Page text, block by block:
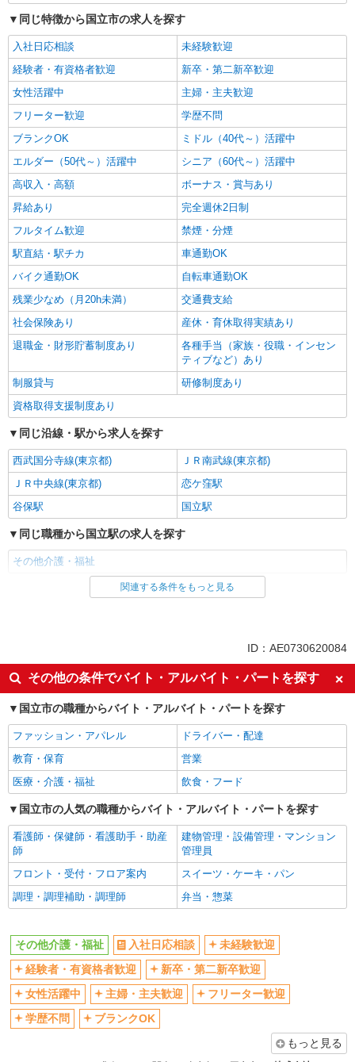
同じ特徴から国立市の求人を探す
入社日応相談
未経験歓迎
経験者・有資格者歓迎
新卒・第二新卒歓迎
女性活躍中
主婦・主夫歓迎
フリーター歓迎
学歴不問
ブランクOK
ミドル（40代～）活躍中
エルダー（50代～）活躍中
シニア（60代～）活躍中
高収入・高額
ボーナス・賞与あり
昇給あり
完全週休2日制
フルタイム歓迎
禁煙・分煙
駅直結・駅チカ
車通勤OK
バイク通勤OK
自転車通勤OK
残業少なめ（月20h未満）
交通費支給
社会保険あり
産休・育休取得実績あり
退職金・財形貯蓄制度あり
各種手当（家族・役職・インセン
ティブなど）あり
制服貸与
研修制度あり
資格取得支援制度あり
同じ沿線・駅から求人を探す
西武国分寺線(東京都)
ＪＲ南武線(東京都)
ＪＲ中央線(東京都)
恋ケ窪駅
谷保駅
国立駅
同じ職種から国立駅の求人を探す
その他介護・福祉
同じ雇用形態から国立駅の求人を探す
入社日応相談
未経験歓迎
経験者・有資格者歓迎
新卒・第二新卒歓迎
女性活躍中
主婦・主夫歓迎
フリーター歓迎
学歴不問
ブランクOK
ミドル（40代～）活躍中
エルダー（50代～）活躍中
シニア（60代～）活躍中
高収入・高額
ボーナス・賞与あり
昇給あり
完全週休2日制
フルタイム歓迎
禁煙・分煙
駅直結・駅チカ
車通勤OK
バイク通勤OK
自転車通勤OK
社会保険あり
産休・育休取得実績あり
退職金・財形貯蓄制度あり
各種手当（家族・役職・インセン
ティブなど）あり
制服貸与
研修制度あり
資格取得支援制度あり
関連する条件をもっと見る
ID：AE0730620084
その他の条件でバイト・アルバイト・パートを探す
国立市の職種からバイト・アルバイト・パートを探す
ファッション・アパレル
ドライバー・配達
教育・保育
営業
医療・介護・福祉
飲食・フード
国立市の人気の職種からバイト・アルバイト・パートを探す
看護師・保健師・看護助手・助産
師
建物管理・設備管理・マンション
管理員
フロント・受付・フロア案内
スイーツ・ケーキ・パン
調理・調理補助・調理師
弁当・惣菜
その他介護・福祉 入社日応相談
未経験歓迎
経験者・有資格者歓迎
新卒・第二新卒歓迎
女性活躍中
主婦・主夫歓迎
フリーター歓迎
学歴不問
ブランクOK
もっと見る